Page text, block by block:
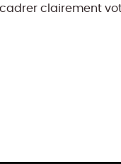
cadrer clairement